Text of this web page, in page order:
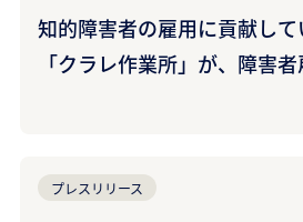
知的障害者の雇用に貢献し
「クラレ作業所」が、障害
プレスリリース